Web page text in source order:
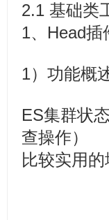
2.1 基础类
1、Head插
1）功能概
ES集群状
查操作）
比较实用